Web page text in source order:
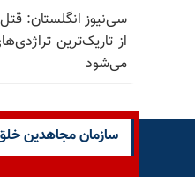
از تاریک‌ترین
می‌شود
سازمان مجاهدین